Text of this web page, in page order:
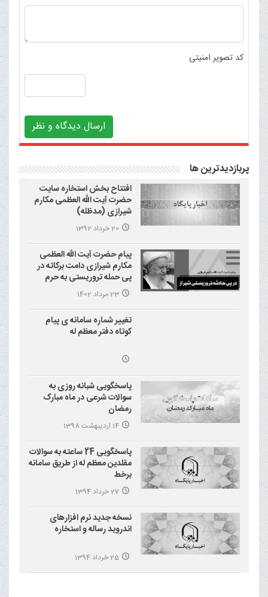
کد تصویر امنیتی
ارسال دیدگاه و نظر
پربازدیدترین ها
افتتاح بخش استخاره سایت
حضرت آیت الله العظمی مکارم
شیرازی (مدظله)
20 خرداد 1392
پیام حضرت آیت الله العظمی
مکارم شیرازی دامت برکاته در
پی حمله تروریستی به حرم
احمد بن موسی علیه السلام
(شاهچراغ)
23 مرداد 1402
تغییر شماره سامانه ی پیام
کوتاه دفتر معظم له
پاسخگویی شبانه روزی به
سوالات شرعی در ماه مبارک
رمضان
14 اردیبهشت 1398
پاسخگویی 24 ساعته به سوالات
مقلدین معظم له از طریق سامانه
برخط
27 خرداد 1394
نسخه جدید نرم افزارهای
اندروید رساله و استخاره
25 خرداد 1394